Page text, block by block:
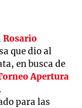
Rosario
que dio al
en busca de
Apertura
para las